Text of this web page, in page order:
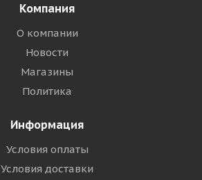
Компания
О компании
Новости
Магазины
Политика
Информация
Условия оплаты
Условия доставки